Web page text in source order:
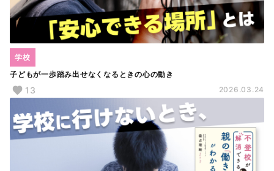
子どもが一歩踏み出せなくなるときの心の動き
学校
13 2026.03.24